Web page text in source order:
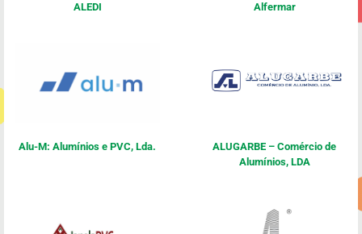
ALEDI Alfermar
Alu-M: Alumínios e PVC, Lda.
ALUGARBE – Comércio de
Alumínios, LDA